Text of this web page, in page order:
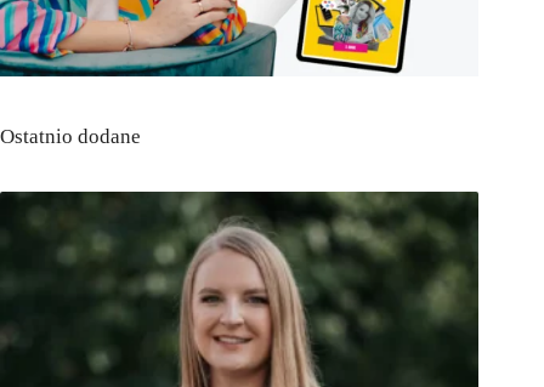
Ostatnio dodane